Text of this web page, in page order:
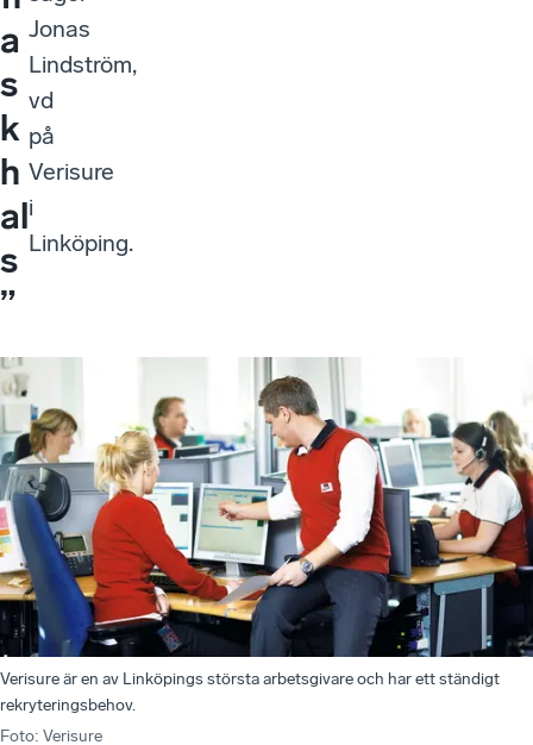
a
s
k
h
al
s
”
Jonas
Lindström,
vd
på
Verisure
i
Linköping.
Verisure är en av Linköpings största arbetsgivare och har ett ständigt
rekryteringsbehov.
Foto: Verisure